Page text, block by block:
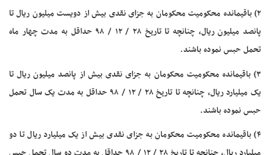
۲) باقیمانده محکومیت محکومان به جزای نقدی بیش از دویست میلیون ریال تا
پانصد میلیون ریال، چنانچه تا تاریخ ۲۸ / ۱۲ / ۹۸ حداقل به مدت چهار ماه
تحمل حبس نموده باشند.
۳) باقیمانده محکومیت محکومان به جزای نقدی بیش از پانصد میلیون ریال تا
یک میلیارد ریال، چنانچه تا تاریخ ۲۸ / ۱۲ / ۹۸ حداقل به مدت یک سال تحمل
حبس نموده باشند.
۴) باقیمانده محکومیت محکومان به جزای نقدی بیش از یک میلیارد ریال تا دو